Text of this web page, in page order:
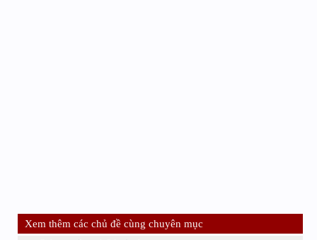
Xem thêm các chủ đề cùng chuyên mục